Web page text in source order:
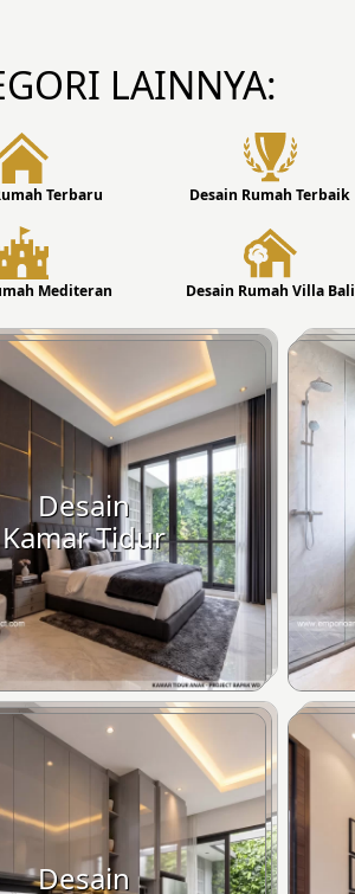
LAINNYA:
Terbaru Desain Rumah Terbaik
Mediteran Desain Rumah Villa Bali
Desain
Kamar Tidur
Desain